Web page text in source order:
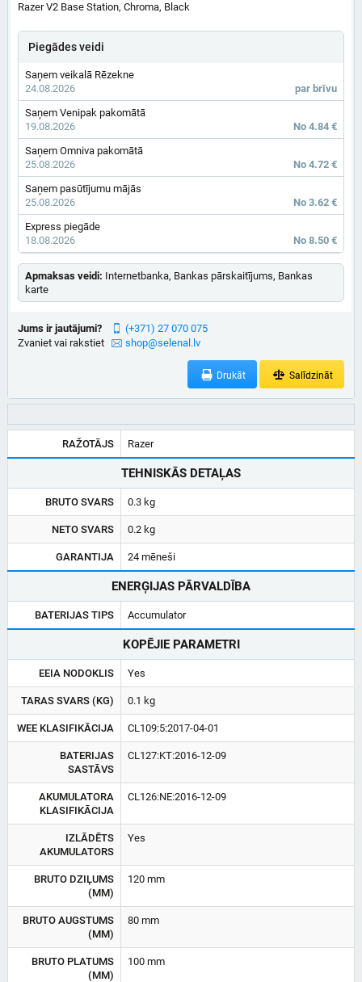
Razer V2 Base Station, Chroma, Black
Piegādes veidi
Saņem veikalā Rēzekne
24.08.2026
par brīvu
Saņem Venipak pakomātā
19.08.2026
No 4.84 €
Saņem Omniva pakomātā
25.08.2026
No 4.72 €
Saņem pasūtījumu mājās
25.08.2026
No 3.62 €
Express piegāde
18.08.2026
No 8.50 €
Apmaksas veidi: Internetbanka, Bankas pārskaitījums, Bankas
karte
Jums ir jautājumi?
Zvaniet vai rakstiet
(+371) 27 070 075
shop@selenal.lv
Drukāt Salīdzināt
RAŽOTĀJS Razer
TEHNISKĀS DETAĻAS
BRUTO SVARS 0.3 kg
NETO SVARS 0.2 kg
GARANTIJA 24 mēneši
ENERĢIJAS PĀRVALDĪBA
BATERIJAS TIPS Accumulator
KOPĒJIE PARAMETRI
EEIA NODOKLIS Yes
TARAS SVARS (KG) 0.1 kg
WEE KLASIFIKĀCIJA CL109:5:2017-04-01
BATERIJAS
SASTĀVS
CL127:KT:2016-12-09
AKUMULATORA
KLASIFIKĀCIJA
CL126:NE:2016-12-09
IZLĀDĒTS
AKUMULATORS
Yes
BRUTO DZIĻUMS
(MM)
120 mm
BRUTO AUGSTUMS
(MM)
80 mm
BRUTO PLATUMS
(MM)
100 mm